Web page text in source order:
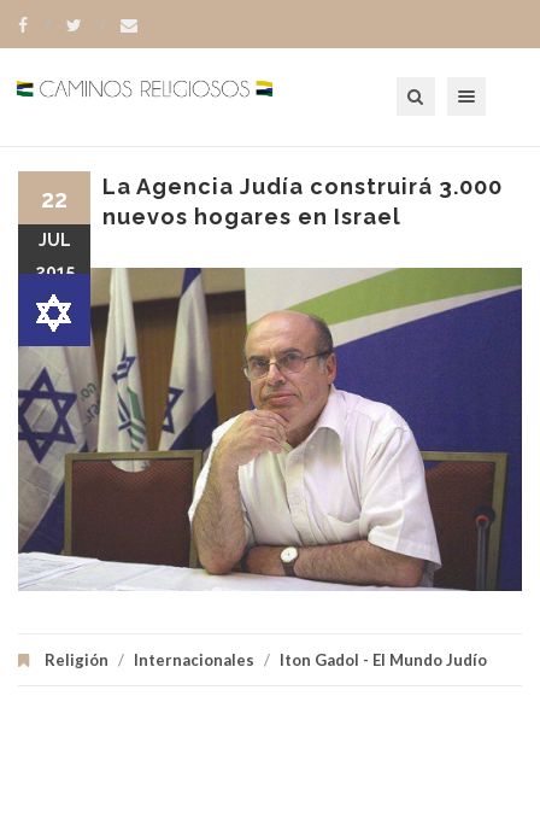
La Agencia Judía construirá 3.000
nuevos hogares en Israel
Religión / Internacionales / Iton Gadol - El Mundo Judío
22
JUL
2015